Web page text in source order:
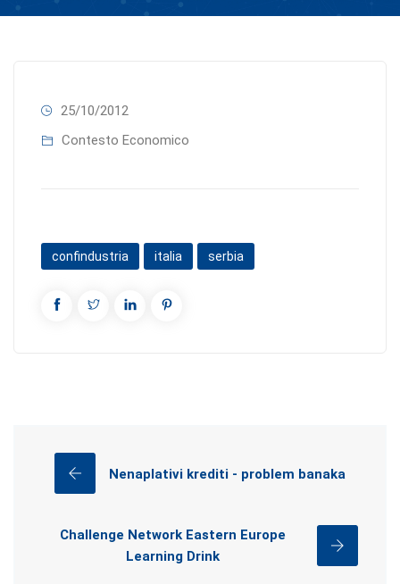
25/10/2012
Contesto Economico
confindustria italia serbia
Nenaplativi krediti - problem banaka
Challenge Network Eastern Europe
Learning Drink